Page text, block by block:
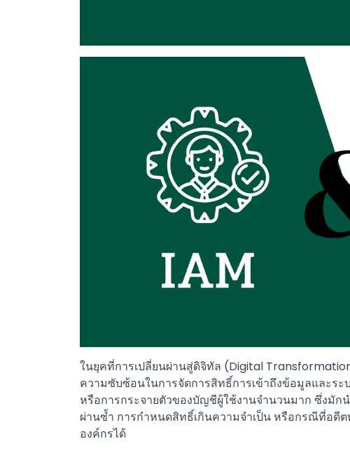
ในยุคที่การเปลี่ยนผ่านสู่ดิจิทัล (Digital
ความซับซ้อนในการจัดการสิทธิ์การเข้าถึงข้อมูลและร
หรือการกระจายตัวของบัญชีผู้ใช้งานจำนวนมาก ซึ่งมัก
ผ่านซ้ำ การกำหนดสิทธิ์เกินความจำเป็น หรือกรณีที่อดี
องค์กรได้